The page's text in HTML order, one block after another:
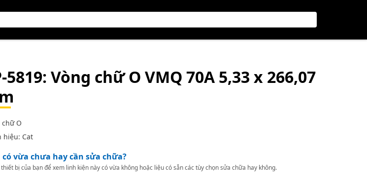
5819: Vòng chữ O VMQ 70A 5,33 x 266,07
chữ O
hiệu: Cat
có vừa chưa hay cần sửa chữa?
bị của bạn để xem linh kiện này có vừa không hoặc liệu có sẵn các tùy chọn sửa chữa hay không.